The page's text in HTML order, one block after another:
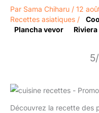
Par Sama Chiharu / 12
Recettes asiatiques /
Plancha vevor
Découvrez la recette des